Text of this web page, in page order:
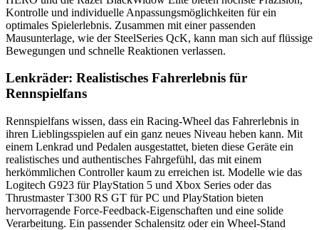
Kontrolle und individuelle Anpassungsmöglichkeiten für ein
optimales Spielerlebnis. Zusammen mit einer passenden
Mausunterlage, wie der SteelSeries QcK, kann man sich auf flüssige
Bewegungen und schnelle Reaktionen verlassen.
Lenkräder: Realistisches Fahrerlebnis für
Rennspielfans
Rennspielfans wissen, dass ein Racing-Wheel das Fahrerlebnis in
ihren Lieblingsspielen auf ein ganz neues Niveau heben kann. Mit
einem Lenkrad und Pedalen ausgestattet, bieten diese Geräte ein
realistisches und authentisches Fahrgefühl, das mit einem
herkömmlichen Controller kaum zu erreichen ist. Modelle wie das
Logitech G923 für PlayStation 5 und Xbox Series oder das
Thrustmaster T300 RS GT für PC und PlayStation bieten
hervorragende Force-Feedback-Eigenschaften und eine solide
Verarbeitung. Ein passender Schalensitz oder ein Wheel-Stand